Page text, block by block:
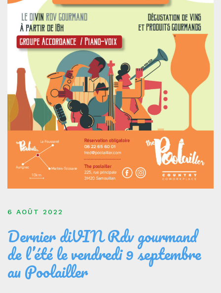
6 AOÛT 2022
Dernier diVIN Rdv gourmand
de l’été le vendredi 9 septembre
au Poolailler